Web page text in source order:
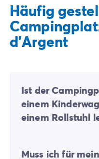
Häufig
d'Argent
Ist der
einem
einem Rollstuhl
Fläche des
Muss ich für